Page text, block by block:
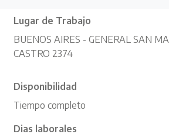
Lugar de Trabajo
BUENOS AIRES - GENERAL SAN
CASTRO 2374
Disponibilidad
Tiempo completo
Dias laborales